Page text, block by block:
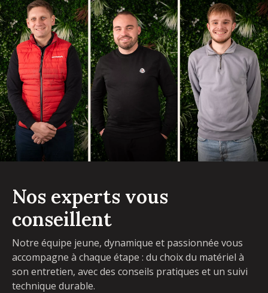
Nos experts vous
conseillent
Notre équipe jeune, dynamique et passionnée vous
accompagne à chaque étape : du choix du matériel à
son entretien, avec des conseils pratiques et un suivi
technique durable.